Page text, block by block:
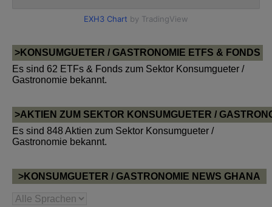
>KONSUMGUETER / GASTRONOMIE ETFS & FONDS
Es sind 62 ETFs & Fonds zum Sektor Konsumgueter /
Gastronomie bekannt.
>AKTIEN ZUM SEKTOR KONSUMGUETER /
Es sind 848 Aktien zum Sektor Konsumgueter /
Gastronomie bekannt.
>KONSUMGUETER / GASTRONOMIE NEWS GHANA